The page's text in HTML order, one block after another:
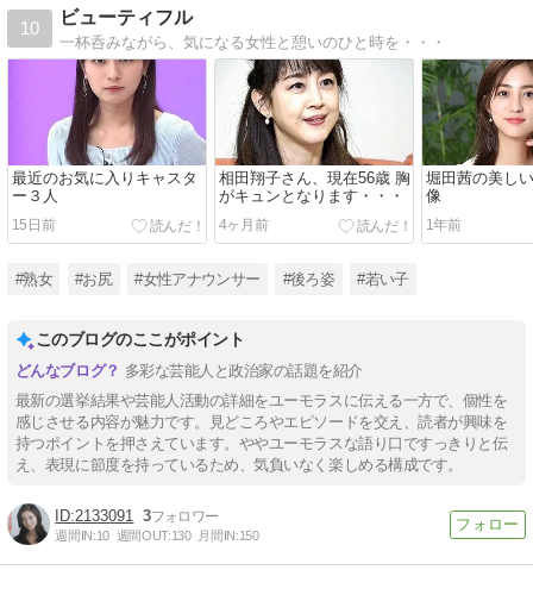
10
ビューティフル
一杯呑みながら、気になる女性と憩いのひと時を・・・
最近のお気に入りキャスタ
ー３人
15日前
相田翔子さん、現在56歳 胸
がキュンとなります・・・
4ヶ月前
堀田茜の美し
像
1年前
#熟女 #お尻 #女性アナウンサー #後ろ姿 #若い子
このブログのここがポイント
多彩な芸能人と政治家の話題を紹介
最新の選挙結果や芸能人活動の詳細をユーモラスに伝える一方で、個性を
感じさせる内容が魅力です。見どころやエピソードを交え、読者が興味を
持つポイントを押さえています。ややユーモラスな語り口ですっきりと伝
え、表現に節度を持っているため、気負いなく楽しめる構成です。
2133091 3
週間IN:10 週間OUT:130 月間IN:150